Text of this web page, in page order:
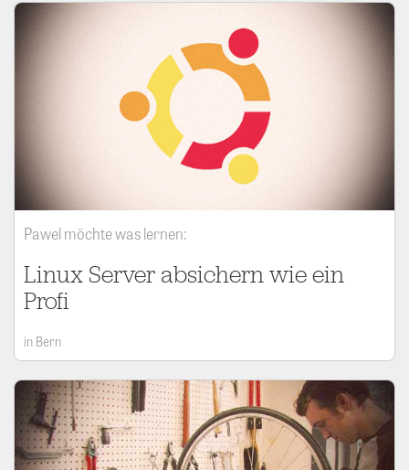
Pawel möchte was lernen:
Linux Server absichern wie ein
Profi
in Bern